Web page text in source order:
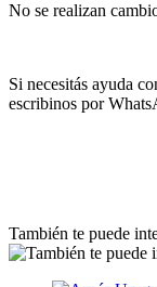
No se realizan
Si necesitás ayuda
escribinos por
También te puede